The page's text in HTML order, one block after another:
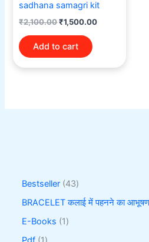
sadhana samagri kit
₹2,100.00₹1,500.00
Add to cart
Bestseller 43
BRACELET कलाई में पहनने का
E-Books 1